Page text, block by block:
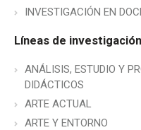
INVESTIGACIÓN EN
Líneas de investigación
ANÁLISIS, ESTUDIO Y
DIDÁCTICOS
ARTE ACTUAL
ARTE Y ENTORNO